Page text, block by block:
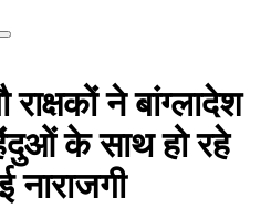
राक्षकों ने बांग्लादेश
के साथ हो रहे
नाराजगी